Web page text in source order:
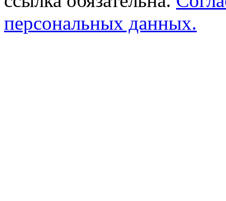
персональных данных.